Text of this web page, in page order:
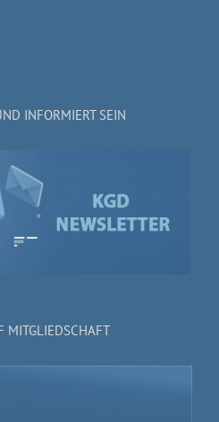
INFORMIERT SEIN
MITGLIEDSCHAFT